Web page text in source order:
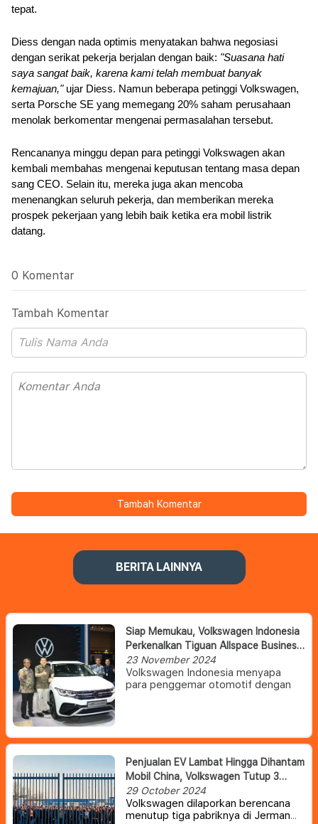
tepat.
Diess dengan nada optimis menyatakan bahwa negosiasi
dengan serikat pekerja berjalan dengan baik: "Suasana hati
saya sangat baik, karena kami telah membuat banyak
kemajuan," ujar Diess. Namun beberapa petinggi Volkswagen,
serta Porsche SE yang memegang 20% ​​saham perusahaan
menolak berkomentar mengenai permasalahan tersebut.
Rencananya minggu depan para petinggi Volkswagen akan
kembali membahas mengenai keputusan tentang masa depan
sang CEO. Selain itu, mereka juga akan mencoba
menenangkan seluruh pekerja, dan memberikan mereka
prospek pekerjaan yang lebih baik ketika era mobil listrik
datang.
0 Komentar
Tambah Komentar
Tambah Komentar
BERITA LAINNYA
Siap Memukau, Volkswagen Indonesia
Perkenalkan Tiguan Allspace Business
Edition Di Gaikindo Jakarta Auto Week
2024
23 November 2024
Volkswagen Indonesia menyapa
para penggemar otomotif dengan
Volkswagen Indonesia juga
menampilkan ID. Buzz, kendaraan
listrik baterai (BEV) pertama
Volkswagen di Indonesia.
Kehadiran Volkwagen di GJAW 2024
menegaskan komitmen Volkswagen
untuk terus menghadirkan teknologi
Penjualan EV Lambat Hingga Dihantam
Mobil China, Volkswagen Tutup 3
Pabrik Dan PHK Ribuan Pekerja
29 October 2024
Volkswagen dilaporkan berencana
menutup tiga pabriknya di Jerman